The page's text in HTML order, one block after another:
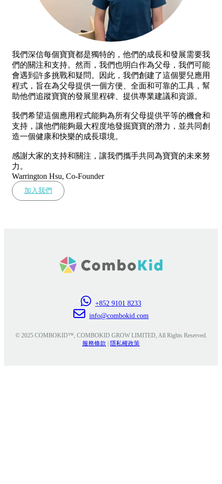
我們深信每個寶寶都是獨特的，他們的成長和發展需要我
們的關注和支持。然而，我們也明白作為父母，我們可能
會遇到許多挑戰和疑問。因此，我們創建了這個嬰兒應用
程式，旨在為父母提供一個方便、全面和可靠的工具，幫
助他們追蹤寶寶的發展里程碑、提供專業建議和資源。
我們希望這個應用程式能夠為所有父母提供平等的機會和
支持，讓他們能夠最大程度地發掘寶寶的潛力，並共同創
造一個健康和快樂的成長環境。
感謝大家的支持和關注，讓我們攜手共同為寶寶的未來努
力。
Warrington Hsu, Co-Founder
加入我們
+852 9101 8233
info@combokid.com
© 2025 COMBOKID™, COMBOKID GROW LIMITED, All Rights Reserved.
服務條款
隱私權政策